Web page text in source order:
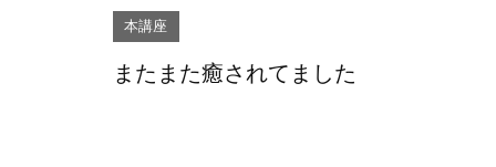
本講座
またまた癒されてました